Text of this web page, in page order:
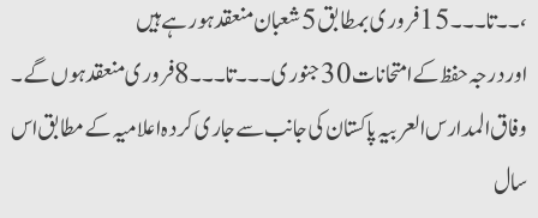
۔۔تا۔۔۔ 15 فروری بمطابق 5 شعبان منعقد ہورہے ہیں،
اور درجہ حفظ کے امتحانات 30 جنوری۔۔۔تا۔۔۔8 فروری منعقد ہوں گے۔
وفاق المدارس العربیہ پاکستان کی جانب سے جاری کردہ اعلامیہ کے مطابق اس
سال